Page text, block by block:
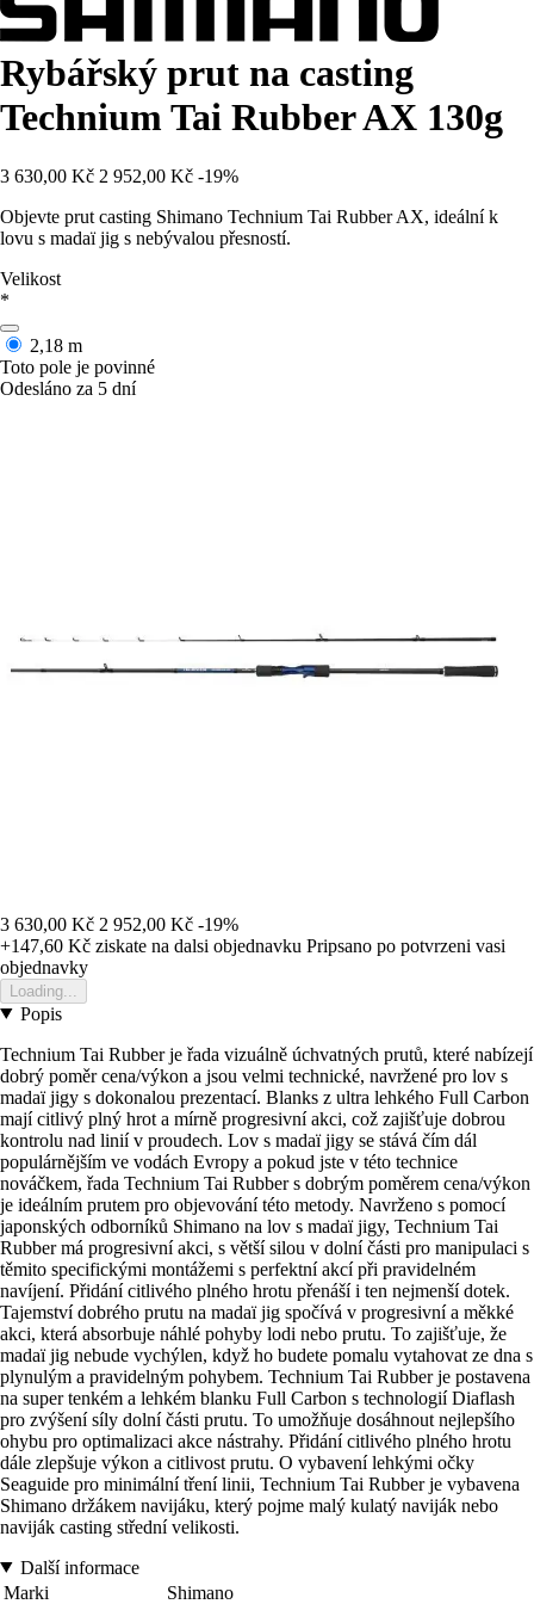
Rybářský prut na casting
Technium Tai Rubber AX 130g
3 630,00 Kč 2 952,00 Kč -19%
Objevte prut casting Shimano Technium Tai Rubber AX, ideální k
lovu s madaï jig s nebývalou přesností.
Velikost
*
2,18 m
Toto pole je povinné
Odesláno za 5 dní
3 630,00 Kč 2 952,00 Kč -19%
+147,60 Kč ziskate na dalsi objednavku Pripsano po potvrzeni vasi
objednavky
Loading...
Popis
Technium Tai Rubber je řada vizuálně úchvatných prutů, které nabízejí
dobrý poměr cena/výkon a jsou velmi technické, navržené pro lov s
madaï jigy s dokonalou prezentací. Blanks z ultra lehkého Full Carbon
mají citlivý plný hrot a mírně progresivní akci, což zajišťuje dobrou
kontrolu nad linií v proudech. Lov s madaï jigy se stává čím dál
populárnějším ve vodách Evropy a pokud jste v této technice
nováčkem, řada Technium Tai Rubber s dobrým poměrem cena/výkon
je ideálním prutem pro objevování této metody. Navrženo s pomocí
japonských odborníků Shimano na lov s madaï jigy, Technium Tai
Rubber má progresivní akci, s větší silou v dolní části pro manipulaci s
těmito specifickými montážemi s perfektní akcí při pravidelném
navíjení. Přidání citlivého plného hrotu přenáší i ten nejmenší dotek.
Tajemství dobrého prutu na madaï jig spočívá v progresivní a měkké
akci, která absorbuje náhlé pohyby lodi nebo prutu. To zajišťuje, že
madaï jig nebude vychýlen, když ho budete pomalu vytahovat ze dna s
plynulým a pravidelným pohybem. Technium Tai Rubber je postavena
na super tenkém a lehkém blanku Full Carbon s technologií Diaflash
pro zvýšení síly dolní části prutu. To umožňuje dosáhnout nejlepšího
ohybu pro optimalizaci akce nástrahy. Přidání citlivého plného hrotu
dále zlepšuje výkon a citlivost prutu. O vybavení lehkými očky
Seaguide pro minimální tření linii, Technium Tai Rubber je vybavena
Shimano držákem navijáku, který pojme malý kulatý naviják nebo
naviják casting střední velikosti.
Další informace
Marki
Shimano